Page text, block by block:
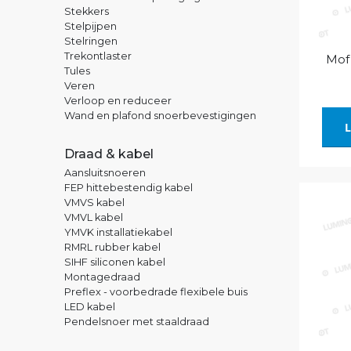
Mof
Stekkers
Stelpijpen
Stelringen
Trekontlaster
Tules
Veren
Verloop en reduceer
Wand en plafond snoerbevestigingen
Draad & kabel
Aansluitsnoeren
FEP hittebestendig kabel
VMVS kabel
VMVL kabel
YMVK installatiekabel
RMRL rubber kabel
SIHF siliconen kabel
Montagedraad
Preflex - voorbedrade flexibele buis
LED kabel
Pendelsnoer met staaldraad